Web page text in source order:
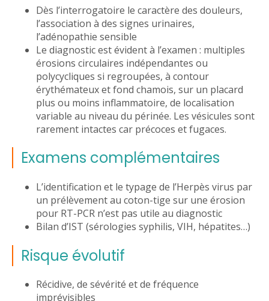
Dès l’interrogatoire le caractère des douleurs,
l’association à des signes urinaires,
l’adénopathie sensible
Le diagnostic est évident à l’examen : multiples
érosions circulaires indépendantes ou
polycycliques si regroupées, à contour
érythémateux et fond chamois, sur un placard
plus ou moins inflammatoire, de localisation
variable au niveau du périnée. Les vésicules sont
rarement intactes car précoces et fugaces.
Examens complémentaires
L’identification et le typage de l’Herpès virus par
un prélèvement au coton-tige sur une érosion
pour RT-PCR n’est pas utile au diagnostic
Bilan d’IST (sérologies syphilis, VIH, hépatites…)
Risque évolutif
Récidive, de sévérité et de fréquence
imprévisibles